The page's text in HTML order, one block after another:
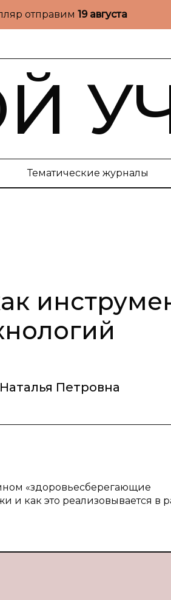
отправим 19 августа
Тематические журналы
Петровна
«здоровьесберегающие
и как это реализовывается в